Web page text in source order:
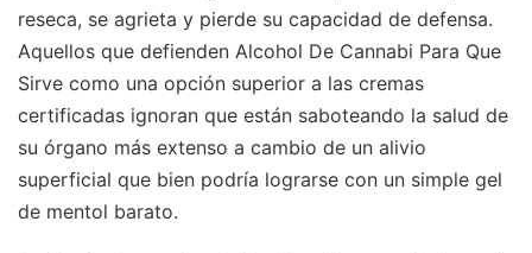
reseca, se agrieta y pierde su capacidad de defensa.
Aquellos que defienden Alcohol De Cannabi Para Que
Sirve como una opción superior a las cremas
certificadas ignoran que están saboteando la salud de
su órgano más extenso a cambio de un alivio
superficial que bien podría lograrse con un simple gel
de mentol barato.